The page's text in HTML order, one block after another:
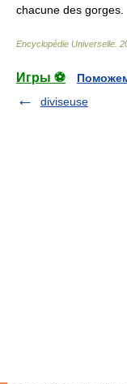
chacune des gorges.
Encyclopédie Universelle
Игры ⚽
diviseuse